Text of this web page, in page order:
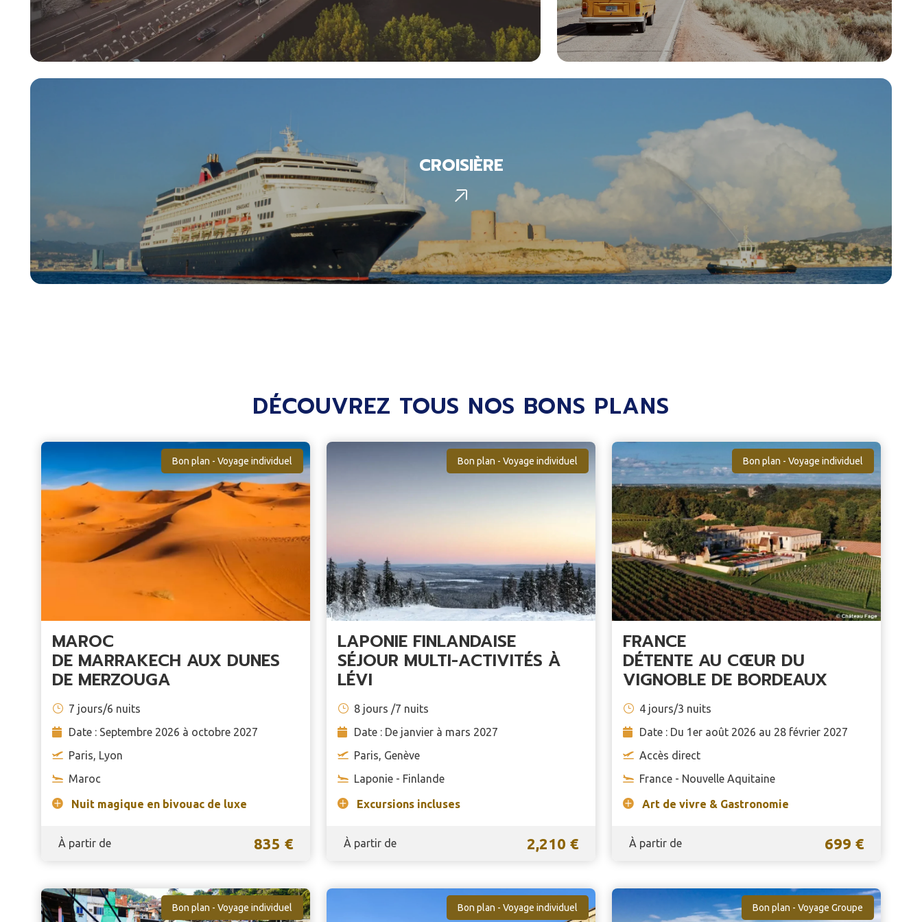
CROISIÈRE
DÉCOUVREZ TOUS NOS BONS PLANS
Bon plan - Voyage individuel
MAROC
DE MARRAKECH AUX DUNES
DE MERZOUGA
7 jours/6 nuits
Date : Septembre 2026 à octobre 2027
Paris, Lyon
Maroc
Nuit magique en bivouac de luxe
À partir de 835 €
Bon plan - Voyage individuel
LAPONIE FINLANDAISE
SÉJOUR MULTI-ACTIVITÉS À
LÉVI
8 jours /7 nuits
Date : De janvier à mars 2027
Paris, Genève
Laponie - Finlande
Excursions incluses
À partir de 2,210 €
Bon plan - Voyage individuel
FRANCE
DÉTENTE AU CŒUR DU
VIGNOBLE DE BORDEAUX
4 jours/3 nuits
Date : Du 1er août 2026 au 28 février 2027
Accès direct
France - Nouvelle Aquitaine
Art de vivre & Gastronomie
À partir de 699 €
Bon plan - Voyage individuel Bon plan - Voyage individuel Bon plan - Voyage Groupe